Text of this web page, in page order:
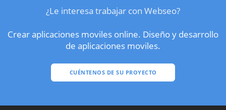
¿Le interesa trabajar con Webseo?
Crear aplicaciones moviles online. Diseño y desarrollo
de aplicaciones moviles.
CUÉNTENOS DE SU PROYECTO